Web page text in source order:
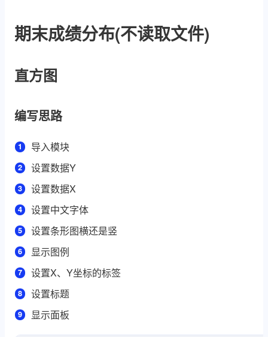
期末成绩分布(不读取文件)
直方图
编写思路
导入模块
设置数据Y
设置数据X
设置中文字体
设置条形图横还是竖
显示图例
设置X、Y坐标的标签
设置标题
显示面板